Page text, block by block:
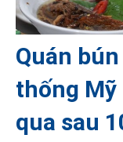
Quán
thống Mỹ
qua sau